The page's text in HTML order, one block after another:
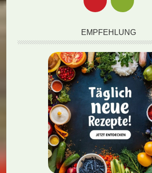
EMPFEHLUNG